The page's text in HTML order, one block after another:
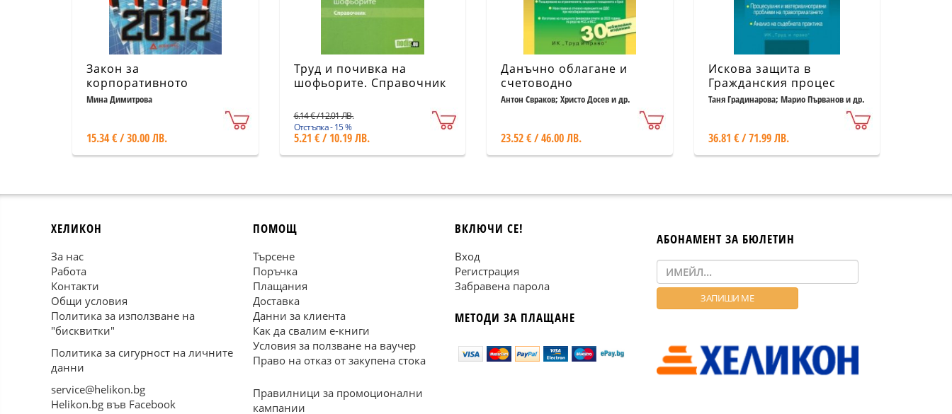
Закон за
корпоративното
подоходно облагане
Мина Димитрова
15.34 € / 30.00 ЛВ.
Труд и почивка на
шофьорите. Справочник
6.14 € / 12.01 ЛВ.
Отстъпка - 15 %
5.21 € / 10.19 ЛВ.
Данъчно облагане и
счетоводно
приключване на 2023 г.
Антон Свраков; Христо Досев и др.
23.52 € / 46.00 ЛВ.
Искова защита в
Гражданския процес
Таня Градинарова; Марио Първанов и др.
36.81 € / 71.99 ЛВ.
ХЕЛИКОН
За нас
Работа
Контакти
Общи условия
Политика за използване на
"бисквитки"
Политика за сигурност на личните
данни
service@helikon.bg
Helikon.bg във Facebook
ПОМОЩ
Търсене
Поръчка
Плащания
Доставка
Данни за клиента
Как да свалим е-книги
Условия за ползване на ваучер
Право на отказ от закупена стока
Правилници за промоционални
кампании
ВКЛЮЧИ СЕ!
Вход
Регистрация
Забравена парола
МЕТОДИ ЗА ПЛАЩАНЕ
АБОНАМЕНТ ЗА БЮЛЕТИН